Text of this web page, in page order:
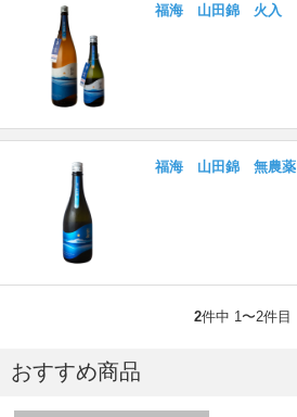
福海 山田錦 火入
福海 山田錦 無農薬
2件中 1〜2件目
おすすめ商品